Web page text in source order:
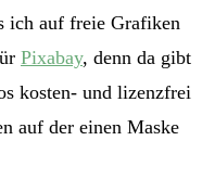
ich auf freie Grafiken
Pixabay, denn da gibt
kosten- und lizenzfrei
auf der einen Maske